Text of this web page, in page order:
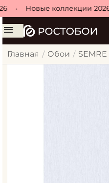
Новые коллекции 2026
Главная / Обои / SEMRE